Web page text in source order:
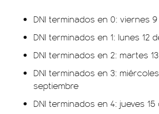
DNI terminados en 0: viernes
DNI terminados en 1: lunes 12
DNI terminados en 2: martes
DNI terminados en 3:
septiembre
DNI terminados en 4: jueves